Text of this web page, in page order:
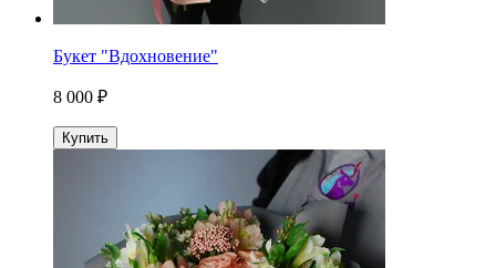
Букет "Вдохновение"
8 000 ₽
Купить